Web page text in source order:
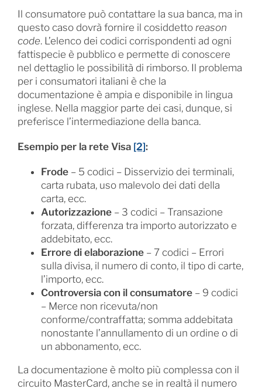
Il consumatore può contattare la sua banca, ma in
questo caso dovrà fornire il cosiddetto reason
code. L’elenco dei codici corrispondenti ad ogni
fattispecie è pubblico e permette di conoscere
nel dettaglio le possibilità di rimborso. Il problema
per i consumatori italiani è che la
documentazione è ampia e disponibile in lingua
inglese. Nella maggior parte dei casi, dunque, si
preferisce l’intermediazione della banca.
Esempio per la rete Visa [2]:
Frode– 5 codici – Disservizio dei terminali,
carta rubata, uso malevolo dei dati della
carta, ecc.
Autorizzazione– 3 codici – Transazione
forzata, differenza tra importo autorizzato e
addebitato, ecc.
Errore di elaborazione– 7 codici – Errori
sulla divisa, il numero di conto, il tipo di carte,
l’importo, ecc.
Controversia con il consumatore– 9 codici
– Merce non ricevuta/non
conforme/contraffatta; somma addebitata
nonostante l’annullamento di un ordine o di
un abbonamento, ecc.
La documentazione è molto più complessa con il
circuito MasterCard, anche se in realtà il numero